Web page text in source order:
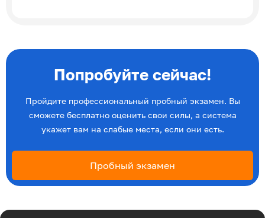
Попробуйте сейчас!
Пройдите профессиональный пробный экзамен. Вы
сможете бесплатно оценить свои силы, а система
укажет вам на слабые места, если они есть.
Пробный экзамен